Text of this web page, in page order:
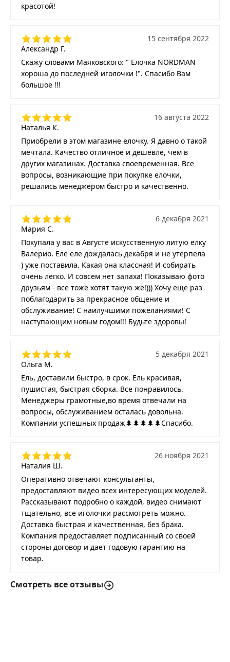
красотой!
Александр Г.
15 сентября 2022
Скажу словами Маяковского: " Елочка NORDMAN
хороша до последней иголочки !". Спасибо Вам
большое !!!
Наталья К.
16 августа 2022
Приобрели в этом магазине елочку. Я давно о такой
мечтала. Качество отличное и дешевле, чем в
других магазинах. Доставка своевременная. Все
вопросы, возникающие при покупке елочки,
решались менеджером быстро и качественно.
Мария С.
6 декабря 2021
Покупала у вас в Августе искусственную литую елку
Валерио. Еле еле дождалась декабря и не утерпела
) уже поставила. Какая она классная! И собирать
очень легко. И совсем нет запаха! Показываю фото
друзьям - все тоже хотят такую же!))) Хочу ещё раз
поблагодарить за прекрасное общение и
обслуживание! С наилучшими пожеланиями! С
наступающим новым годом!!! Будьте здоровы!
Ольга М.
5 декабря 2021
Ель, доставили быстро, в срок. Ель красивая,
пушистая, быстрая сборка. Все понравилось.
Менеджеры грамотные,во время отвечали на
вопросы, обслуживанием осталась довольна.
Компании успешных продаж🌲🌲🌲🌲🌲Спасибо.
Наталия Ш.
26 ноября 2021
Оперативно отвечают консультанты,
предоставляют видео всех интересующих моделей.
Рассказывают подробно о каждой, видео снимают
тщательно, все иголочки рассмотреть можно.
Доставка быстрая и качественная, без брака.
Компания предоставляет подписанный со своей
стороны договор и дает годовую гарантию на
товар.
Смотреть все отзывы